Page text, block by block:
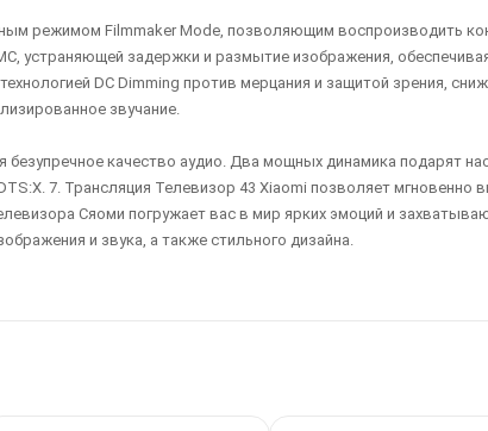
режимом Filmmaker Mode, позволяющим воспроизводить
устраняющей задержки и размытие изображения,
DC Dimming против мерцания и защитой зрения,
звучание.
качество аудио. Два мощных динамика подарят
7. Трансляция Телевизор 43 Xiaomi позволяет мгновенно
Сяоми погружает вас в мир ярких эмоций и
и звука, а также стильного дизайна.